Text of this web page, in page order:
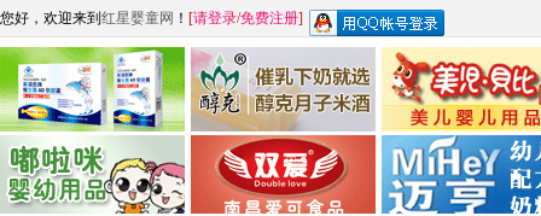
您好，欢迎来到 红星婴童网 ！ [请登录/免费注册]
江西麦嘟嘟食品有限公司 江西醇之客月子米酒 惠州市美儿婴儿用品